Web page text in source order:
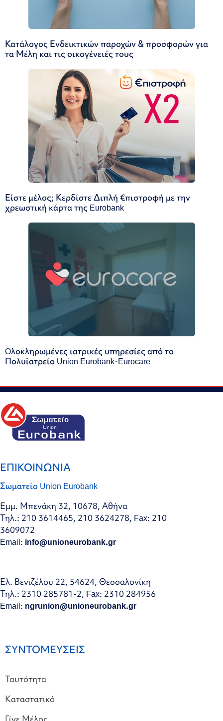
Κατάλογος Ενδεικτικών παροχών & προσφορών για
τα Μέλη και τις οικογένειές τους
Είστε μέλος; Κερδίστε Διπλή €πιστροφή με την
χρεωστική κάρτα της Eurobank
Oλοκληρωμένες ιατρικές υπηρεσίες από το
Πολυϊατρείο Union Eurobank-Eurocare
ΕΠΙΚΟΙΝΩΝΙΑ
Σωματείο Union Eurobank
Εμμ. Μπενάκη 32, 10678, Αθήνα
Τηλ.: 210 3614465, 210 3624278, Fax: 210
3609072
Email: info@unioneurobank.gr
Ελ. Βενιζέλου 22, 54624, Θεσσαλονίκη
Τηλ.: 2310 285781-2, Fax: 2310 284956
Email: ngrunion@unioneurobank.gr
ΣΥΝΤΟΜΕΥΣΕΙΣ
Ταυτότητα
Καταστατικό
Γίνε Μέλος